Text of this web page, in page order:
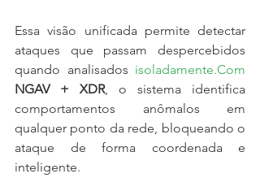
Essa visão unificada permite detectar
ataques que passam despercebidos
quando analisados isoladamente.Com
NGAV + XDR, o sistema identifica
comportamentos anômalos em
qualquer ponto da rede, bloqueando o
ataque de forma coordenada e
inteligente.